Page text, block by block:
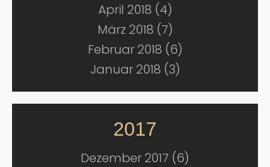
April 2018 (4)
März 2018 (7)
Februar 2018 (6)
Januar 2018 (3)
2017
Dezember 2017 (6)